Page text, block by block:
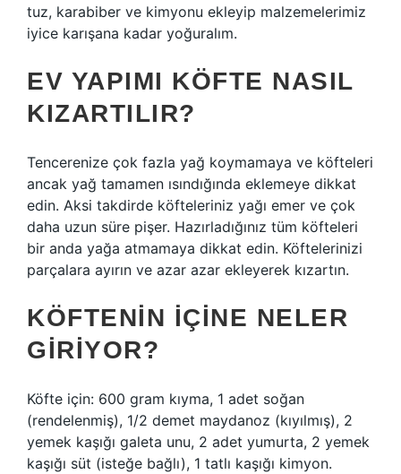
tuz, karabiber ve kimyonu ekleyip malzemelerimiz
iyice karışana kadar yoğuralım.
EV YAPIMI KÖFTE NASIL
KIZARTILIR?
Tencerenize çok fazla yağ koymamaya ve köfteleri
ancak yağ tamamen ısındığında eklemeye dikkat
edin. Aksi takdirde köfteleriniz yağı emer ve çok
daha uzun süre pişer. Hazırladığınız tüm köfteleri
bir anda yağa atmamaya dikkat edin. Köftelerinizi
parçalara ayırın ve azar azar ekleyerek kızartın.
KÖFTENIN IÇINE NELER
GIRIYOR?
Köfte için: 600 gram kıyma, 1 adet soğan
(rendelenmiş), 1/2 demet maydanoz (kıyılmış), 2
yemek kaşığı galeta unu, 2 adet yumurta, 2 yemek
kaşığı süt (isteğe bağlı), 1 tatlı kaşığı kimyon.